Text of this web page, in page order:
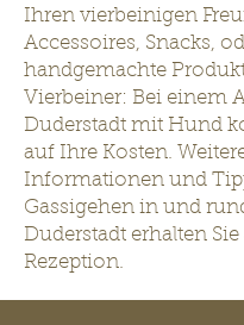
Ihren vierbeinigen
Accessoires, Snacks,
handgemachte
Vierbeiner: Bei einem
Duderstadt mit Hund
auf Ihre Kosten.
Informationen und
Gassigehen in und
Duderstadt erhalten Sie
Rezeption.